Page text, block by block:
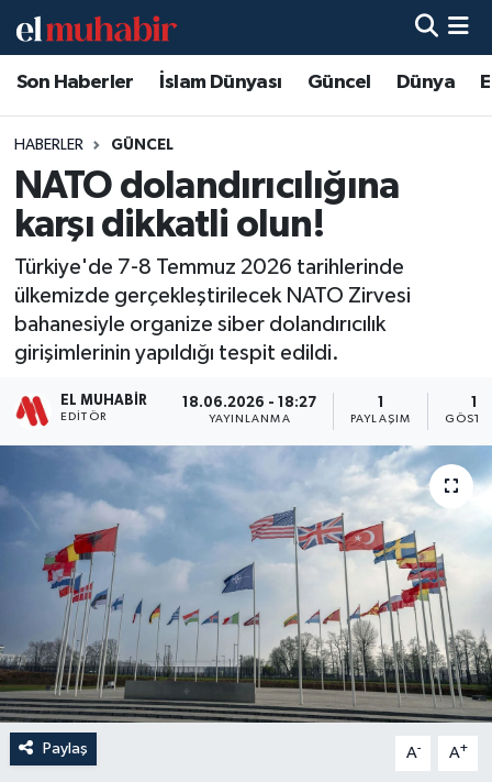
Son Haberler İslam Dünyası Güncel Dünya
HABERLER GÜNCEL
NATO dolandırıcılığına
karşı dikkatli olun!
Türkiye'de 7-8 Temmuz 2026 tarihlerinde
ülkemizde gerçekleştirilecek NATO Zirvesi
bahanesiyle organize siber dolandırıcılık
girişimlerinin yapıldığı tespit edildi.
EL MUHABIR
EDITÖR
18.06.2026 - 18:27
YAYINLANMA PAYLAŞIM
Paylaş A- A+
Hava Durumu
Trafik Durumu
Süper Lig Puan Durumu ve Fikstür
Son Dakika Haberleri
Haber Arşivi